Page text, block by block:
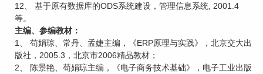
12、 基于原有数据库的ODS系统建设，管理信息系统, 2001.4
等。
主编、参编教材：
1、 苟娟琼、常丹、孟婕主编，《ERP原理与实践》，北京交大出
版社，2005.3，北京市2006精品教材；
2、 陈景艳、苟娟琼主编，《电子商务技术基础》，电子工业出版